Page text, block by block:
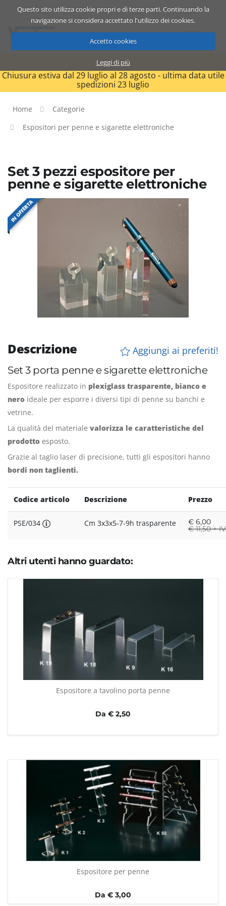
Questo sito utilizza cookie propri e di terze parti. Continuando la
navigazione si considera accettato l'utilizzo dei cookies.
Accetto cookies
Leggi di più
Catalogo Carrello ITA
Chiusura estiva dal 29 luglio al 28 agosto - ultima data utile
spedizioni 23 luglio
Home
Categorie
Espositori per penne e sigarette elettroniche
Set 3 pezzi espositore per
penne e sigarette elettroniche
IN OFFERTA
Descrizione
Aggiungi ai preferiti!
Set 3 porta penne e sigarette elettroniche
Espositore realizzato in plexiglass trasparente, bianco e
nero ideale per esporre i diversi tipi di penne su banchi e
vetrine.
La qualità del materiale valorizza le caratteristiche del
prodotto esposto.
Grazie al taglio laser di precisione, tutti gli espositori hanno
bordi non taglienti.
Codice articolo Descrizione Prezzo
PSE/034 Cm 3x3x5-7-9h trasparente € 6,00
€11,50 +
Altri utenti hanno guardato:
Espositore a tavolino porta penne
Da € 2,50
Espositore per penne
Da € 3,00